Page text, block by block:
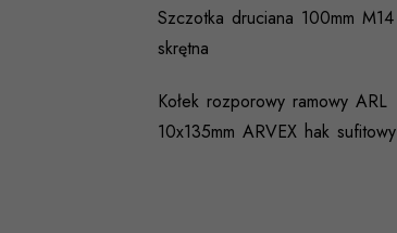
Szczotka druciana 100mm M14
skrętna
Kołek rozporowy ramowy ARL
10x135mm ARVEX hak sufitowy